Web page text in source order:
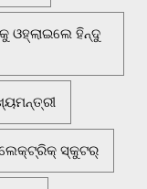
ଓହ୍ଲାଇଲେ ହିନ୍ଦୁ
ସ୍କୁଟର୍